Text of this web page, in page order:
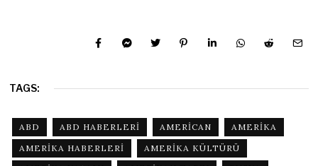
TAGS:
ABD ABD HABERLERI AMERICAN
AMERIKA
AMERIKA HABERLERI
AMERIKA KÜLTÜRÜ